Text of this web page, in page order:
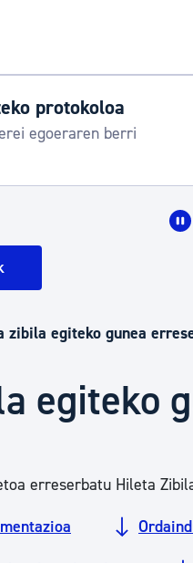
protokoloa
egoeraren berri
egiteko gunea
egiteko
erreserbatu Hileta